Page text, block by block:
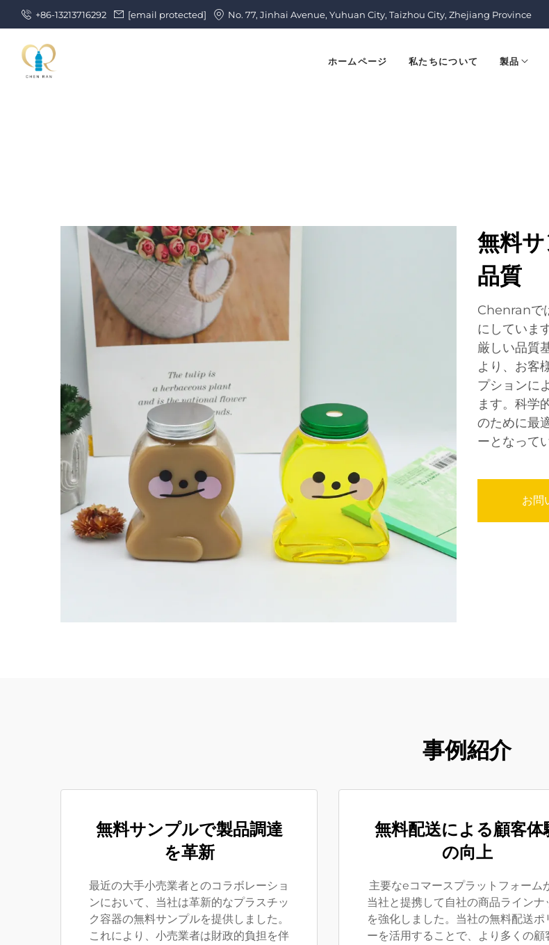
+86-13213716292 [email protected] No. 77, Jinhai Avenue, Yuhuan City, Taizhou City, Zhejiang Province
ホームページ 私たちについて 製品
無料
品質
Chenranで
にしていま
厳しい品質
より、お客
プションに
ます。科学
のために最
ーとなって
お問
事例紹介
無料サンプルで製品調達
を革新
最近の大手小売業者とのコラボレーショ
ンにおいて、当社は革新的なプラスチッ
ク容器の無料サンプルを提供しました。
これにより、小売業者は財政的負担を伴
無料配送による顧客体
の向上
主要なeコマースプラットフォーム
当社と提携して自社の商品ラインナ
を強化しました。当社の無料配送ポ
ーを活用することで、より多くの顧